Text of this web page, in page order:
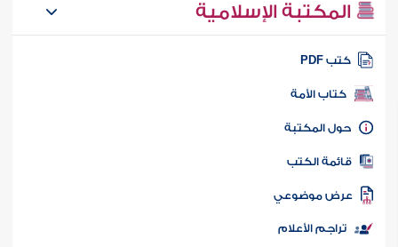
المكتبة الإسلامية
كتب PDF
كتاب الأمة
المكتبة
الكتب
موضوعي